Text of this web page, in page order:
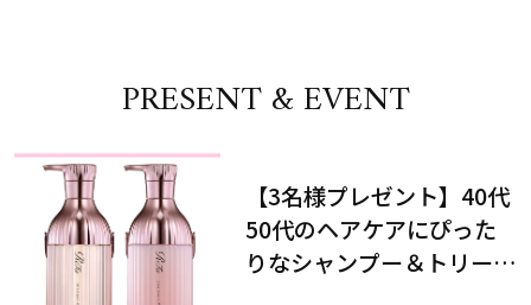
PRESENT & EVENT
【3名様プレゼント】40代
50代のヘアケアにぴった
りなシャンプー＆トリート